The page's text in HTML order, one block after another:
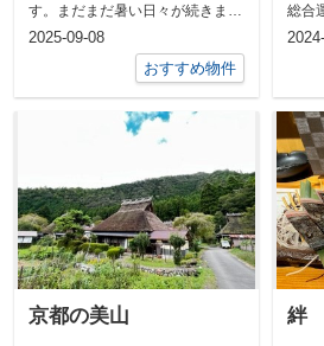
す。まだまだ暑い日々が続きます
が、朝晩と少し秋の香りがしてき
2025-09-08
おすすめ物件
総合
平安
京都の美山 絆